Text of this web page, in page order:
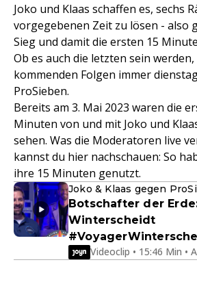
Joko und Klaas schaffen es, sechs
vorgegebenen Zeit zu lösen - also
Sieg und damit die ersten 15
Ob es auch die letzten sein
kommenden Folgen immer
ProSieben.
Bereits am 3. Mai 2023 waren die
Minuten von und mit Joko und
sehen. Was die Moderatoren live
kannst du hier nachschauen: So
ihre 15 Minuten genutzt.
Joko & Klaas gegen
Botschafter der
Winterscheidt
Videoclip • 15:46 Min •